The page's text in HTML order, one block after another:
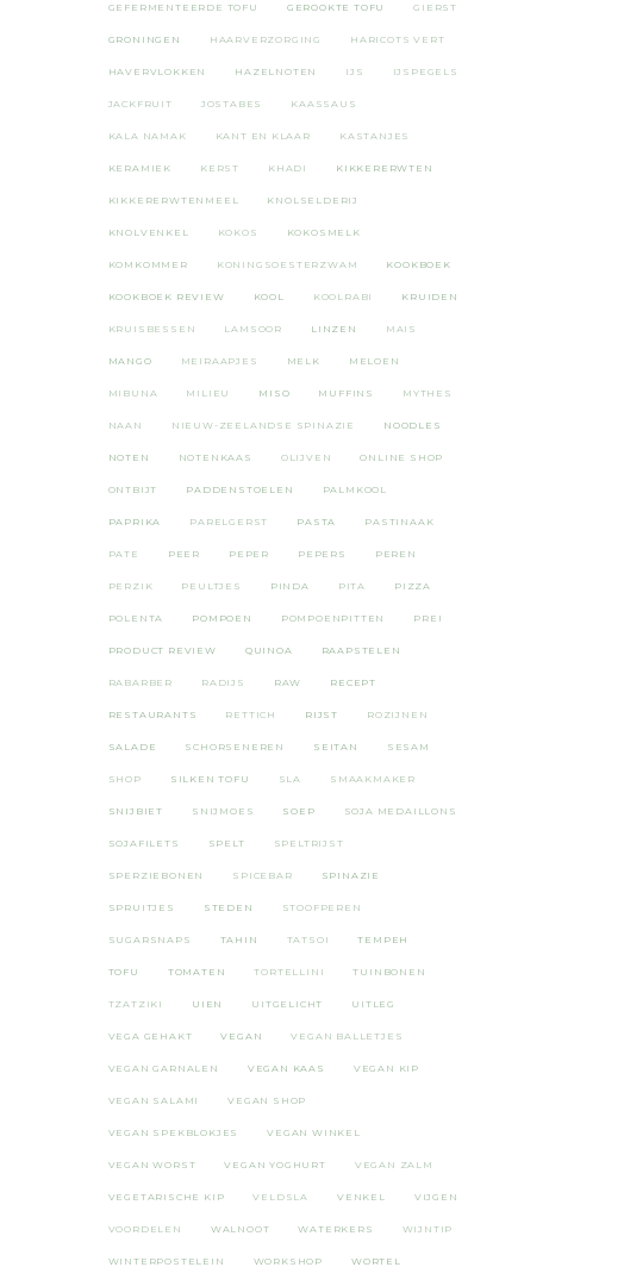
GEFERMENTEERDE TOFU GEROOKTE TOFU GIERST
GRONINGEN HAARVERZORGING HARICOTS VERT
HAVERVLOKKEN HAZELNOTEN IJS IJSPEGELS
JACKFRUIT JOSTABES KAASSAUS
KALA NAMAK KANT EN KLAAR KASTANJES
KERAMIEK KERST KHADI KIKKERERWTEN
KIKKERERWTENMEEL KNOLSELDERIJ
KNOLVENKEL KOKOS KOKOSMELK
KOMKOMMER KONINGSOESTERZWAM KOOKBOEK
KOOKBOEK REVIEW KOOL KOOLRABI KRUIDEN
KRUISBESSEN LAMSOOR LINZEN MAIS
MANGO MEIRAAPJES MELK MELOEN
MIBUNA MILIEU MISO MUFFINS MYTHES
NAAN NIEUW-ZEELANDSE SPINAZIE NOODLES
NOTEN NOTENKAAS OLIJVEN ONLINE SHOP
ONTBIJT PADDENSTOELEN PALMKOOL
PAPRIKA PARELGERST PASTA PASTINAAK
PATE PEER PEPER PEPERS PEREN
PERZIK PEULTJES PINDA PITA PIZZA
POLENTA POMPOEN POMPOENPITTEN PREI
PRODUCT REVIEW QUINOA RAAPSTELEN
RABARBER RADIJS RAW RECEPT
RESTAURANTS RETTICH RIJST ROZIJNEN
SALADE SCHORSENEREN SEITAN SESAM
SHOP SILKEN TOFU SLA SMAAKMAKER
SNIJBIET SNIJMOES SOEP SOJA MEDAILLONS
SOJAFILETS SPELT SPELTRIJST
SPERZIEBONEN SPICEBAR SPINAZIE
SPRUITJES STEDEN STOOFPEREN
SUGARSNAPS TAHIN TATSOI TEMPEH
TOFU TOMATEN TORTELLINI TUINBONEN
TZATZIKI UIEN UITGELICHT UITLEG
VEGA GEHAKT VEGAN VEGAN BALLETJES
VEGAN GARNALEN VEGAN KAAS VEGAN KIP
VEGAN SALAMI VEGAN SHOP
VEGAN SPEKBLOKJES VEGAN WINKEL
VEGAN WORST VEGAN YOGHURT VEGAN ZALM
VEGETARISCHE KIP VELDSLA VENKEL VIJGEN
VOORDELEN WALNOOT WATERKERS WIJNTIP
WINTERPOSTELEIN WORKSHOP WORTEL